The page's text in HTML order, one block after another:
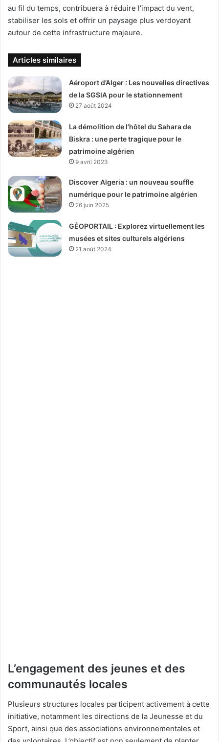
au fil du temps, contribuera à réduire l’impact du vent,
stabiliser les sols et offrir un paysage plus verdoyant
autour de cette infrastructure majeure.
Articles similaires
Aéroport d’Alger : Les nouvelles directives
de la SGSIA pour le stationnement
27 août 2024
La démolition de l’hôtel du Sahara de
Biskra : une perte tragique pour le
patrimoine algérien
9 avril 2023
Discover Algeria : un nouveau souffle
numérique pour le patrimoine algérien
26 juin 2025
GÉOPORTAIL : Explorez virtuellement les
musées et sites culturels algériens
21 août 2024
L’engagement des jeunes et des
communautés locales
Plusieurs structures locales participent activement à cette
initiative, notamment les directions de la Jeunesse et du
Sport, ainsi que des associations environnementales et